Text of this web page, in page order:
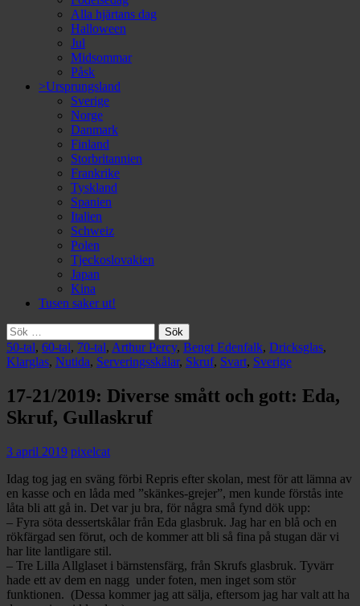
Alla hjärtans dag
Halloween
Jul
Midsommar
Påsk
>Ursprungsland
Sverige
Norge
Danmark
Finland
Storbritannien
Frankrike
Tyskland
Spanien
Italien
Schweiz
Polen
Tjeckoslovakien
Japan
Kina
Tusen saker ut!
Sök
efter:
50-tal, 60-tal, 70-tal, Arthur Percy, Bengt Edenfalk, Dricksglas,
Klarglas, Nutida, Serveringsskålar, Skruf, Svart, Sverige
17-21/2019: Diverse smått och gott: Eda,
Skruf, Gullaskruf
3 april 2019 pixelcat
Idag tog jag en sväng förbi Repris efter skolan, mest för att lämna av
en kasse och en låda med ”skänkes-grejer”, men kunde förstås inte
låta bli att gå in. Det var ju bra, för några små fynd dök upp:
– Fyra söta dessertskålar från Eda glasbruk. Jag har en blå och en
rökfärgad sen förut, och de kommer att bli så fina på stugan där vi
har lite lantligare stil.
– Tre Lilla Allglaset i bärnstensfärg, från Skrufs glasbruk. Tyvärr
hade ett av dem en nagg under foten, men inget som stör
funktionen. (Dessa kommer jag att sälja, eftersom jag har valt att ha